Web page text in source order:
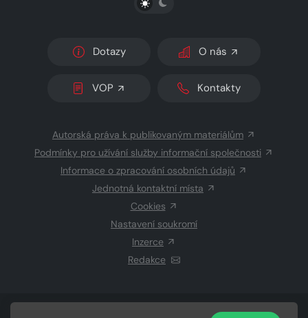
Dotazy O nás
VOP Kontakty
Autorská práva k publikovaným materiálům
Podmínky pro užívání služby informační společnosti
Informace o zpracování osobních údajů
Jednotná kontaktní místa
Cookies
Nastavení soukromí
Inzerce
Redakce
CZECH NEWS CENTER a.s.a dodavatelé